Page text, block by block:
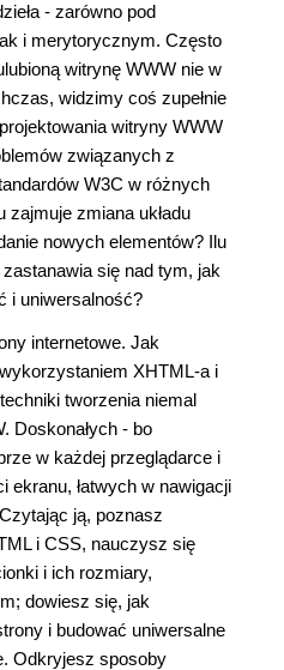
- zarówno pod
i merytorycznym. Często
witrynę WWW nie w
widzimy coś zupełnie
witryny WWW
związanych z
W3C w różnych
zajmuje zmiana układu
nowych elementów? Ilu
się nad tym, jak
i uniwersalność?
internetowe. Jak
XHTML-a i
tworzenia niemal
Doskonałych - bo
w każdej przeglądarce i
ekranu, łatwych w nawigacji
ją, poznasz
i CSS, nauczysz się
i ich rozmiary,
dowiesz się, jak
i budować uniwersalne
Odkryjesz sposoby